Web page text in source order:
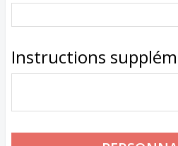
Instructions